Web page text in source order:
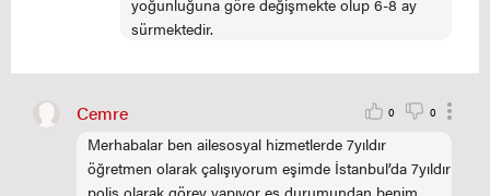
yoğunluğuna göre değişmekte olup 6-8 ay
sürmektedir.
Cemre 0 0
Merhabalar ben ailesosyal hizmetlerde 7yıldır
öğretmen olarak çalışıyorum eşimde İstanbul’da 7yıldır
polis olarak görev yapıyor eş durumundan benim